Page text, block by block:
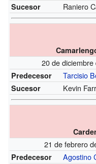
Sucesor
Raniero
20 de
Predecesor Tarcisio
Sucesor Kevin
21 de febrero
Predecesor Agostino